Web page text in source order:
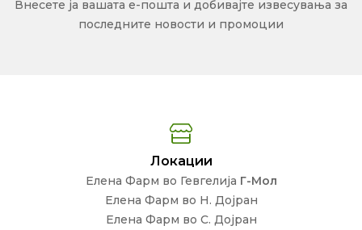
Внесете ја вашата е-пошта и добивајте извесувања за
последните новости и промоции
Локации
Елена Фарм во Гевгелија Г-Мол
Елена Фарм во Н. Дојран
Елена Фарм во С. Дојран